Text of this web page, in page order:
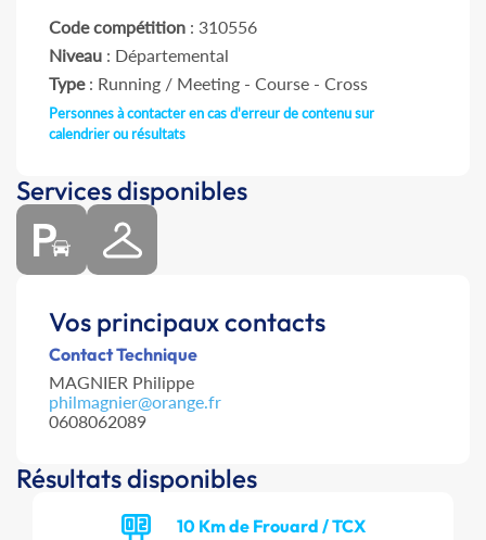
Code compétition : 310556
Niveau : Départemental
Type: Running / Meeting - Course - Cross
Personnes à contacter en cas d'erreur de contenu sur
calendrier ou résultats
Services disponibles
Vos principaux contacts
Contact Technique
MAGNIER Philippe
philmagnier@orange.fr
0608062089
Résultats disponibles
10 Km de Frouard / TCX